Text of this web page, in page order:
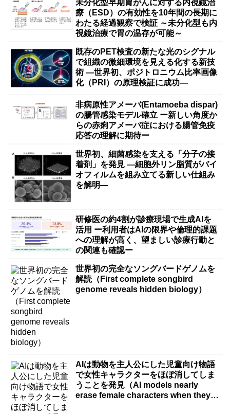
未分化型早期胃がんに対する内視鏡治
療（ESD）の有効性を10年間の長期に
わたる経過観察で検証 ～未分化型も内
視鏡治療で胃の温存が可能～
既存のPET検査の新たな光のシグナル
で組織の微細環境を見える化する新技
術 ―世界初、ポジトロニウム比率画像
化（PRI）の原理検証に成功―
非病原性アメーバ(Entamoeba dispar)
の腸管感染モデル確立 ー新しい角度か
らの赤痢アメーバ症における腸管免疫
応答の理解に期待ー
世界初、細菌感染を支える「分子の接
着剤」を発見 ―細胞外リン脂質がバイ
オフィルムを組み立てる新しい仕組み
を解明―
研修医の約4割が診療現場で生成AIを
活用 ー利用者はAIの限界や倫理的課題
への理解が高く、望ましい診療行動と
の関連も確認ー
世界初の完全なソングバードゲノムを
解読（First complete songbird
genome reveals hidden biology）
AIは動物を主人公にした児童向け物語
で女性キャラクターをほぼ消してしま
うことを発見（AI models nearly
erase female characters when they